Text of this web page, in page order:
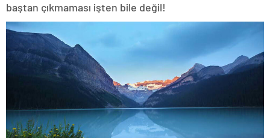
baştan çıkmaması işten bile değil!